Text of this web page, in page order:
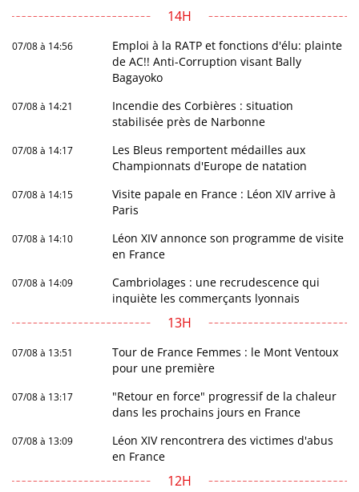
14H
07/08 à 14:56
Emploi à la RATP et fonctions d'élu: plainte
de AC!! Anti-Corruption visant Bally
Bagayoko
07/08 à 14:21
Incendie des Corbières : situation
stabilisée près de Narbonne
07/08 à 14:17
Les Bleus remportent médailles aux
Championnats d'Europe de natation
07/08 à 14:15
Visite papale en France : Léon XIV arrive à
Paris
07/08 à 14:10
Léon XIV annonce son programme de visite
en France
07/08 à 14:09
Cambriolages : une recrudescence qui
inquiète les commerçants lyonnais
13H
07/08 à 13:51
Tour de France Femmes : le Mont Ventoux
pour une première
07/08 à 13:17
"Retour en force" progressif de la chaleur
dans les prochains jours en France
07/08 à 13:09
Léon XIV rencontrera des victimes d'abus
en France
12H